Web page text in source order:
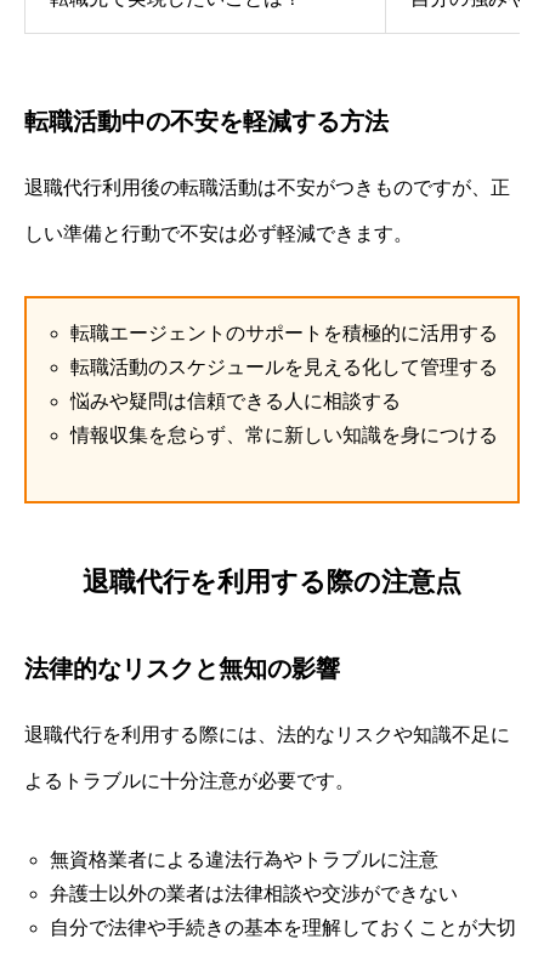
転職活動中の不安を軽減する方法
退職代行利用後の転職活動は不安がつきものですが、正
しい準備と行動で不安は必ず軽減できます。
転職エージェントのサポートを積極的に活用する
転職活動のスケジュールを見える化して管理する
悩みや疑問は信頼できる人に相談する
情報収集を怠らず、常に新しい知識を身につける
退職代行を利用する際の注意点
法律的なリスクと無知の影響
退職代行を利用する際には、法的なリスクや知識不足に
よるトラブルに十分注意が必要です。
無資格業者による違法行為やトラブルに注意
弁護士以外の業者は法律相談や交渉ができない
自分で法律や手続きの基本を理解しておくことが大切